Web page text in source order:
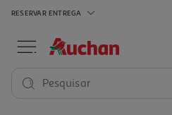
RESERVAR ENTREGA
Pesquisar